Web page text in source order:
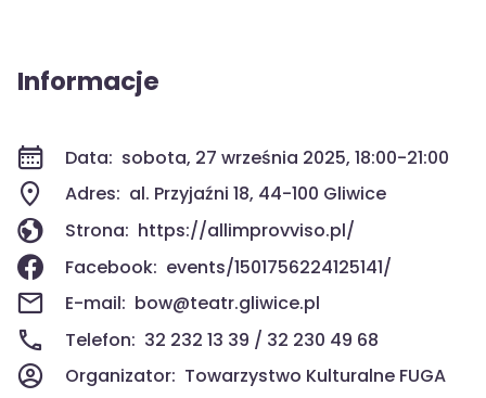
Informacje
Data: sobota, 27 września 2025, 18:00-21:00
Adres: al. Przyjaźni 18, 44-100 Gliwice
Strona: https://allimprovviso.pl/
Facebook: events/1501756224125141/
E-mail: bow@teatr.gliwice.pl
Telefon: 32 232 13 39 / 32 230 49 68
Organizator: Towarzystwo Kulturalne FUGA